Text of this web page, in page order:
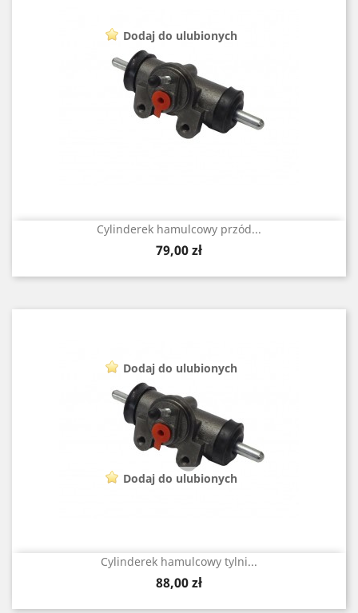
Cylinderek hamulcowy przód...
Cena
79,00 zł
Dodaj do ulubionych
Cylinderek hamulcowy tylni...
Cena
88,00 zł
Dodaj do ulubionych
Dodaj do ulubionych